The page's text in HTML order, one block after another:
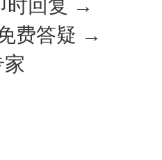
时回复 →
费答疑 →